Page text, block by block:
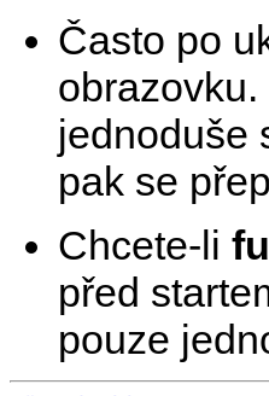
Často po
jednoduše
pak se
Chcete-li
před
pouze